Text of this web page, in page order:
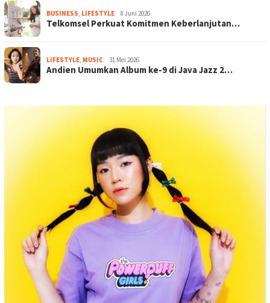
BUSINESS, LIFESTYLE 8 Juni 2026
Telkomsel Perkuat Komitmen Keberlanjutan…
LIFESTYLE, MUSIC 31 Mei 2026
Andien Umumkan Album ke-9 di Java Jazz 2…